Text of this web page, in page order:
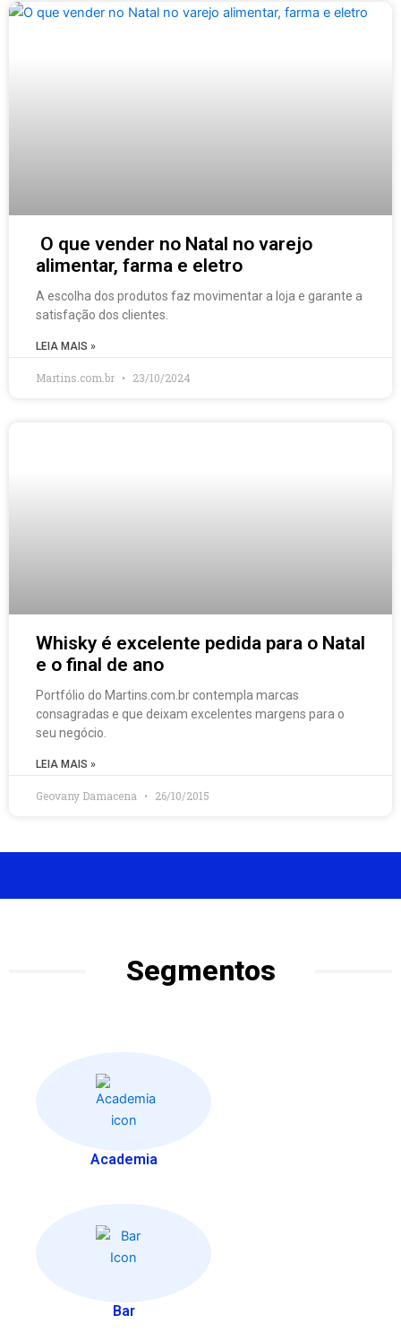
O que vender no Natal no varejo
alimentar, farma e eletro
A escolha dos produtos faz movimentar a loja e garante a
satisfação dos clientes.
LEIA MAIS »
Martins.com.br 23/10/2024
Whisky é excelente pedida para o Natal
e o final de ano
Portfólio do Martins.com.br contempla marcas
consagradas e que deixam excelentes margens para o
seu negócio.
LEIA MAIS »
Geovany Damacena 26/10/2015
Segmentos
Academia
Bar